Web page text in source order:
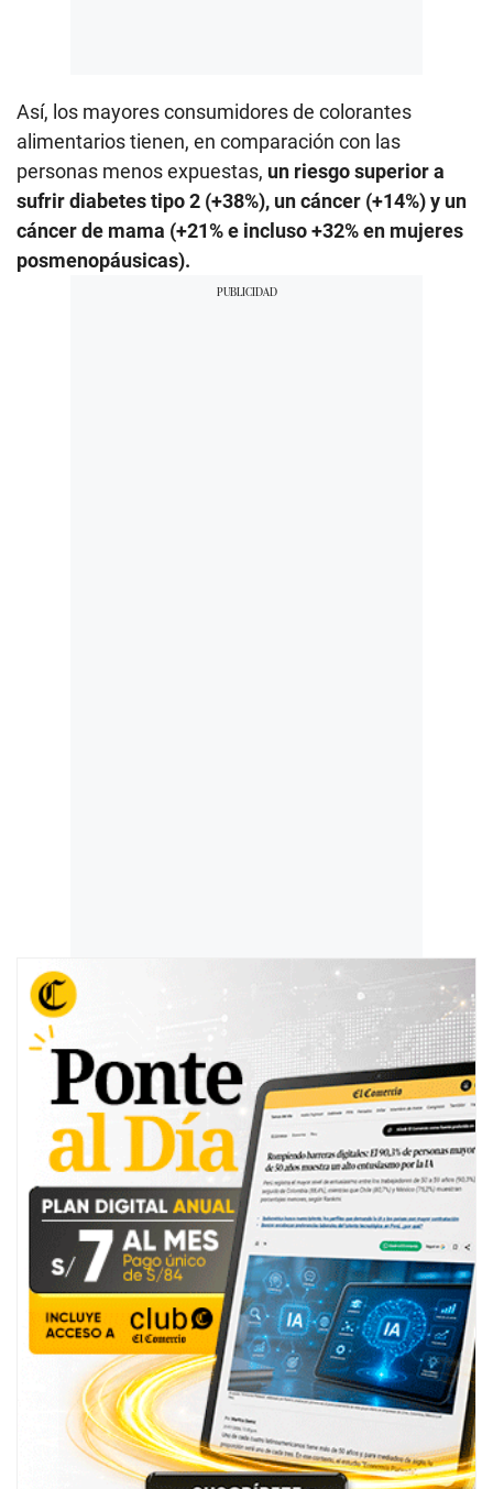
Así, los mayores consumidores de colorantes
alimentarios tienen, en comparación con las
personas menos expuestas, un riesgo superior a
sufrir diabetes tipo 2 (+38%), un cáncer (+14%) y un
cáncer de mama (+21% e incluso +32% en mujeres
posmenopáusicas).